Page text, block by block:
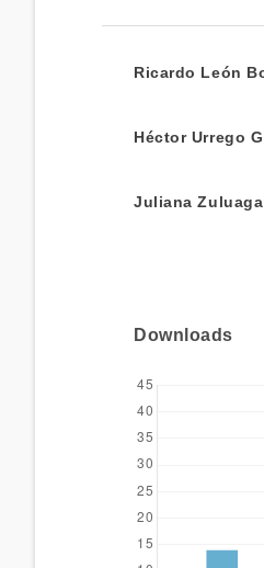
Ricardo León
Héctor Urrego
Juliana Zuluaga
Downloads